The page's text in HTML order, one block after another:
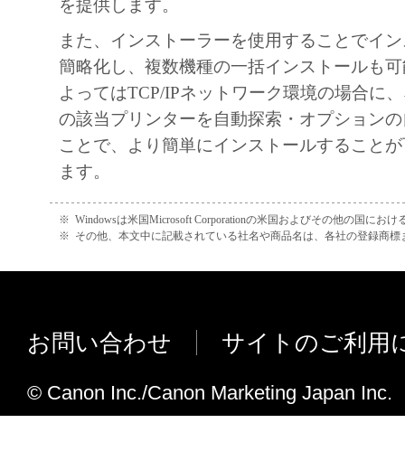
all U.S. Government End Users shall
with only those rights set forth herein.
Canon Inc./30-2, Shimomaruko 3-chome,
146-8501, Japan.
SEVERABILITY
In the event that any section hereof is
such section shall be null and void with
jurisdiction of that court or tribunal and all
BY CLICKING THE BUTTON
ACCEPTANCE AS STATED BELOW
THE SOFTWARE, YOU
HAVE READ THIS AGREEMENT,
を提供します。
また、インストーラーを使用することでイ
簡略化し、複数機種の一括インストールも
よってはTCP/IPネットワーク環境の場合に
の該当プリンターを自動探索・オプション
ことで、より簡単にインストールすること
ます。
※ Windowsは米国Microsoft Corporationの米国およびその他の国におけ
※ その他、本文中に記載されている社名や商品名は、各社の登録商標
お問い合わせ サイトのご利用
© Canon Inc./Canon Marketing Japan Inc.